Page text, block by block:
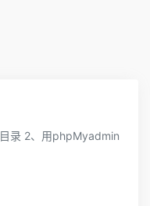
录 2、用phpMyadmin